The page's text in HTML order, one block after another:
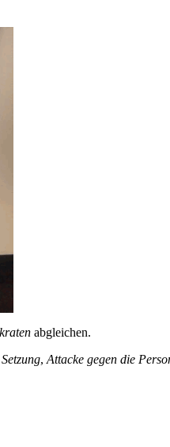
abgleichen.
, Attacke gegen die